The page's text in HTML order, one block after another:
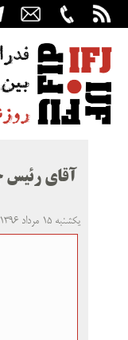
آقای رئیس
یکشنبه ۱۵ مرداد ۱۳۹۶